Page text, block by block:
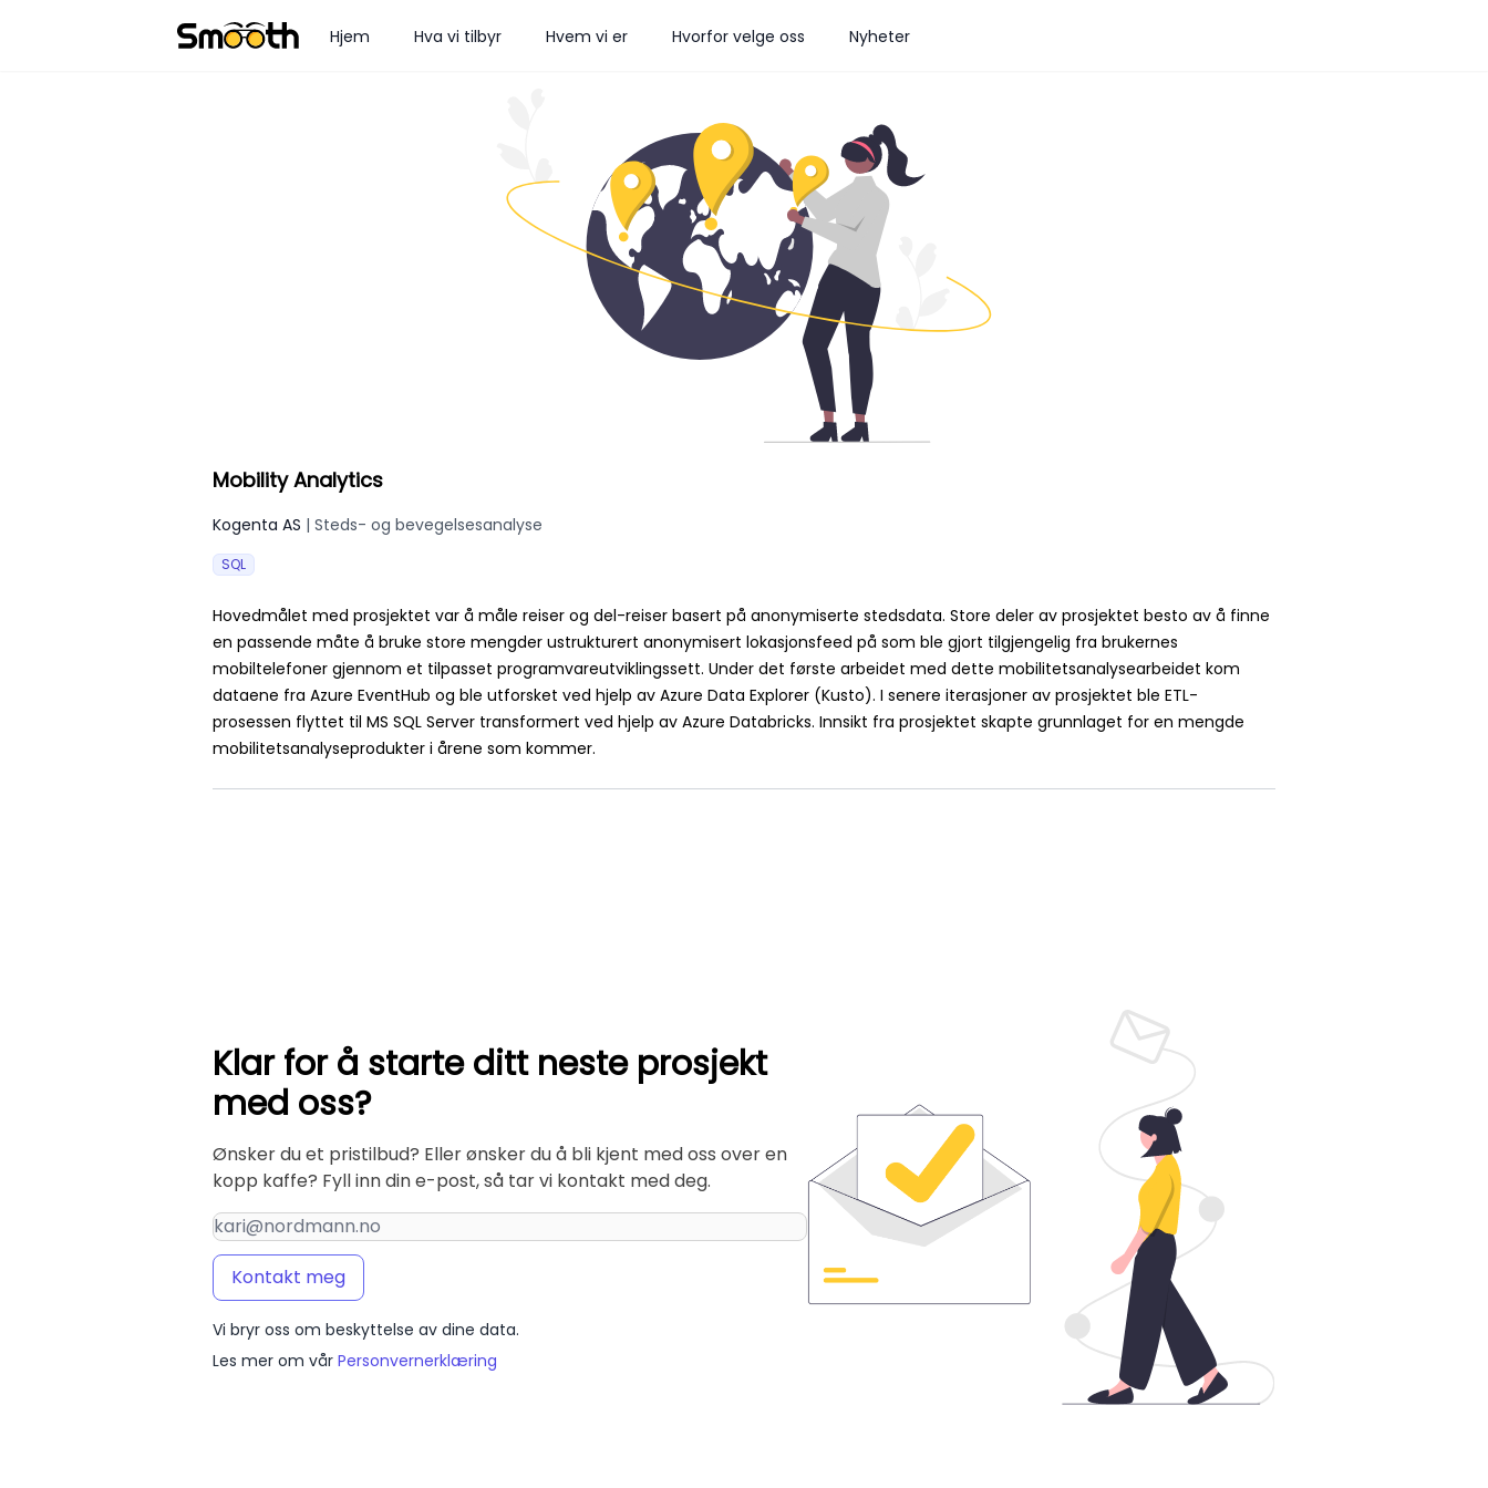
Hjem Hva vi tilbyr Hvem vi er Hvorfor velge oss Nyheter
Mobility Analytics
Kogenta AS | Steds- og bevegelsesanalyse
SQL
Hovedmålet med prosjektet var å måle reiser og del-reiser basert på anonymiserte stedsdata. Store deler av prosjektet besto av å finne
en passende måte å bruke store mengder ustrukturert anonymisert lokasjonsfeed på som ble gjort tilgjengelig fra brukernes
mobiltelefoner gjennom et tilpasset programvareutviklingssett. Under det første arbeidet med dette mobilitetsanalysearbeidet kom
dataene fra Azure EventHub og ble utforsket ved hjelp av Azure Data Explorer (Kusto). I senere iterasjoner av prosjektet ble ETL-
prosessen flyttet til MS SQL Server transformert ved hjelp av Azure Databricks. Innsikt fra prosjektet skapte grunnlaget for en mengde
mobilitetsanalyseprodukter i årene som kommer.
Klar for å starte ditt neste prosjekt
med oss?
Ønsker du et pristilbud? Eller ønsker du å bli kjent med oss over en
kopp kaffe? Fyll inn din e-post, så tar vi kontakt med deg.
Email address
Kontakt meg
Vi bryr oss om beskyttelse av dine data.
Les mer om vår Personvernerklæring